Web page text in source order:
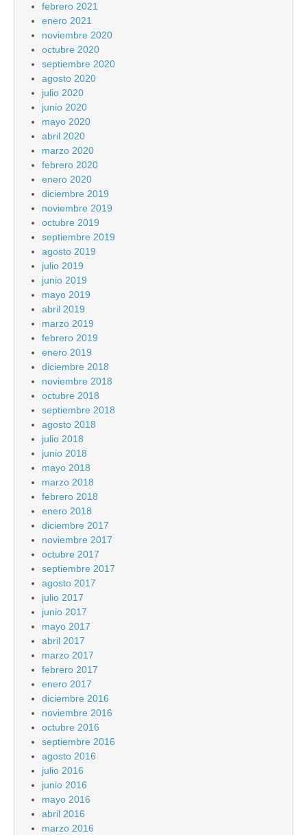
febrero 2021
enero 2021
noviembre 2020
octubre 2020
septiembre 2020
agosto 2020
julio 2020
junio 2020
mayo 2020
abril 2020
marzo 2020
febrero 2020
enero 2020
diciembre 2019
noviembre 2019
octubre 2019
septiembre 2019
agosto 2019
julio 2019
junio 2019
mayo 2019
abril 2019
marzo 2019
febrero 2019
enero 2019
diciembre 2018
noviembre 2018
octubre 2018
septiembre 2018
agosto 2018
julio 2018
junio 2018
mayo 2018
marzo 2018
febrero 2018
enero 2018
diciembre 2017
noviembre 2017
octubre 2017
septiembre 2017
agosto 2017
julio 2017
junio 2017
mayo 2017
abril 2017
marzo 2017
febrero 2017
enero 2017
diciembre 2016
noviembre 2016
octubre 2016
septiembre 2016
agosto 2016
julio 2016
junio 2016
mayo 2016
abril 2016
marzo 2016